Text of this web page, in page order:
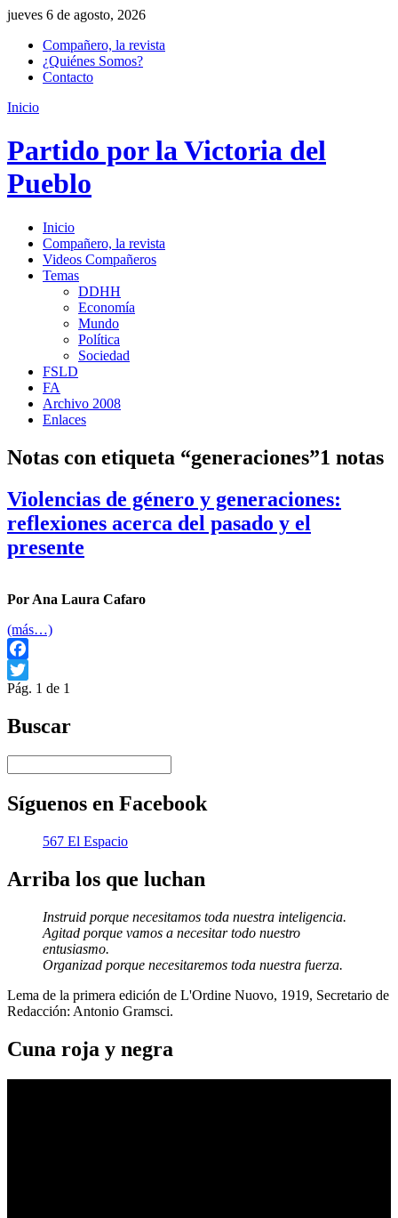
jueves 6 de agosto, 2026
Compañero, la revista
¿Quiénes Somos?
Contacto
Inicio
Partido por la Victoria del
Pueblo
Inicio
Compañero, la revista
Videos Compañeros
Temas
DDHH
Economía
Mundo
Política
Sociedad
FSLD
FA
Archivo 2008
Enlaces
Notas con etiqueta “generaciones”1 notas
Violencias de género y generaciones:
reflexiones acerca del pasado y el
presente
Por Ana Laura Cafaro
(más…)
Facebook
Twitter
Pág. 1 de 1
Buscar
Síguenos en Facebook
567 El Espacio
Arriba los que luchan
Instruid porque necesitamos toda nuestra inteligencia.
Agitad porque vamos a necesitar todo nuestro
entusiasmo.
Organizad porque necesitaremos toda nuestra fuerza.
Lema de la primera edición de L'Ordine Nuovo, 1919, Secretario de
Redacción: Antonio Gramsci.
Cuna roja y negra